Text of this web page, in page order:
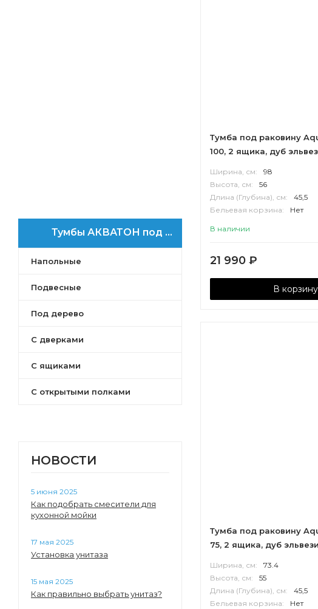
Сильва
Стоун
Лондри
Флай
Верди PRO
Ривьера
Сохо
Оливия
Марти
Севилья
Марбл
Тумбы АКВАТОН под раковину Либерти
Напольные
Подвесные
Под дерево
С дверками
С ящиками
С открытыми полками
НОВОСТИ
5 июня 2025
Как подобрать смесители для
кухонной мойки
17 мая 2025
Установка унитаза
15 мая 2025
Как правильно выбрать унитаз?
Тумба под раковину
100, 2 ящика, дуб
Ширина, см:
98
Высота, см:
56
Длина (Глубина), см:
45,5
Бельевая корзина:
Нет
В наличии
21 990 ₽
В корзину
Тумба под раковину
75, 2 ящика, дуб
Ширина, см:
73.4
Высота, см:
55
Длина (Глубина), см:
45,5
Бельевая корзина:
Нет